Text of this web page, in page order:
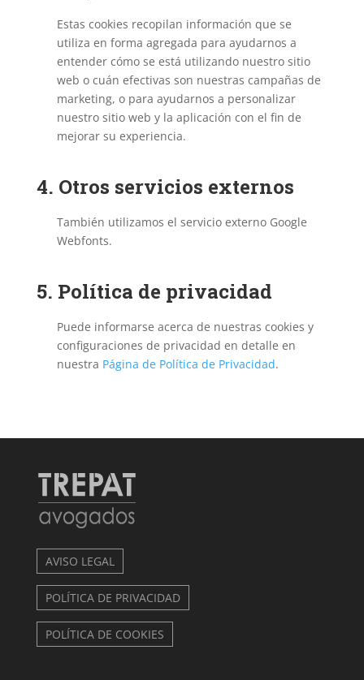
Estas cookies recopilan información que se
utiliza en forma agregada para ayudarnos a
entender cómo se está utilizando nuestro sitio
web o cuán efectivas son nuestras campañas de
marketing, o para ayudarnos a personalizar
nuestro sitio web y la aplicación con el fin de
mejorar su experiencia.
4. Otros servicios externos
También utilizamos el servicio externo Google
Webfonts.
5. Política de privacidad
Puede informarse acerca de nuestras cookies y
configuraciones de privacidad en detalle en
nuestra Página de Política de Privacidad.
AVISO LEGAL
POLÍTICA DE PRIVACIDAD
POLÍTICA DE COOKIES